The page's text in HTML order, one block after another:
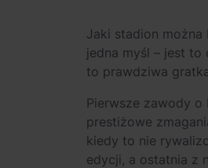
Jaki stadion można
jedna myśl – jest to
to prawdziwa
Pierwsze zawody
prestiżowe
kiedy to nie
edycji, a ostatnia z